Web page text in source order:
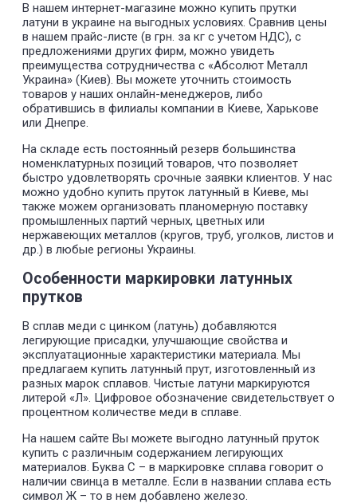
В нашем интернет-магазине можно купить прутки
латуни в украине на выгодных условиях. Сравнив цены
в нашем прайс-листе (в грн. за кг с учетом НДС), с
предложениями других фирм, можно увидеть
преимущества сотрудничества с «Абсолют Металл
Украина» (Киев). Вы можете уточнить стоимость
товаров у наших онлайн-менеджеров, либо
обратившись в филиалы компании в Киеве, Харькове
или Днепре.
На складе есть постоянный резерв большинства
номенклатурных позиций товаров, что позволяет
быстро удовлетворять срочные заявки клиентов. У нас
можно удобно купить пруток латунный в Киеве, мы
также можем организовать планомерную поставку
промышленных партий черных, цветных или
нержавеющих металлов (кругов, труб, уголков, листов и
др.) в любые регионы Украины.
Особенности маркировки латунных
прутков
В сплав меди с цинком (латунь) добавляются
легирующие присадки, улучшающие свойства и
эксплуатационные характеристики материала. Мы
предлагаем купить латунный прут, изготовленный из
разных марок сплавов. Чистые латуни маркируются
литерой «Л». Цифровое обозначение свидетельствует о
процентном количестве меди в сплаве.
На нашем сайте Вы можете выгодно латунный пруток
купить с различным содержанием легирующих
материалов. Буква C – в маркировке сплава говорит о
наличии свинца в металле. Если в названии сплава есть
символ Ж – то в нем добавлено железо.